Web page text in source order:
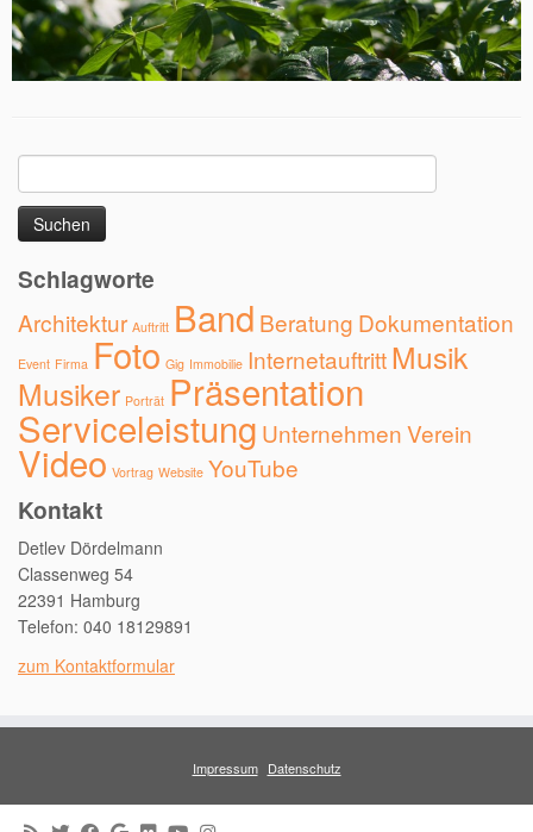
nach:
Schlagworte
Architektur Auftritt Band Beratung Dokumentation
Event Firma Foto Gig Immobilie InternetauftrittMusik
Musiker Porträt Präsentation
Serviceleistung UnternehmenVerein
Video Vortrag Website YouTube
Kontakt
Detlev Dördelmann
Classenweg 54
22391 Hamburg
Telefon: 040 18129891
zum Kontaktformular
Impressum Datenschutz